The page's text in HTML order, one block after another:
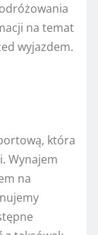
na temat
wyjazdem.
która
Wynajem
na